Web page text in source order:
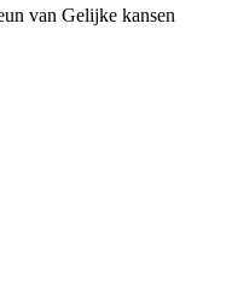
van Gelijke kansen